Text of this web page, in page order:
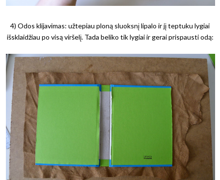
4) Odos klijavimas: užtepiau ploną sluoksnį lipalo ir jį teptuku lygiai
išsklaidžiau po visą viršelį. Tada beliko tik lygiai ir gerai prispausti odą: